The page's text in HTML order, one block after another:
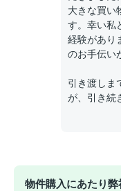
大きな買い
す。幸い私
経験があり
のお手伝い
引き渡しま
が、引き続
物件購入にあたり